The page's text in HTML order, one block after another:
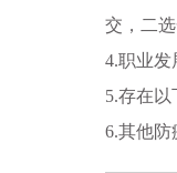
交，二选
4.职业
5.存在以
6.其他防